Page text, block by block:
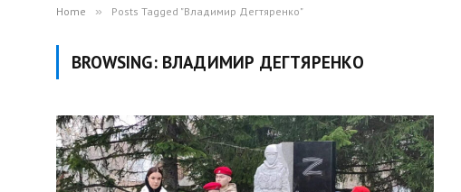
Home » Posts Tagged "Владимир Дегтяренко"
BROWSING: ВЛАДИМИР ДЕГТЯРЕНКО